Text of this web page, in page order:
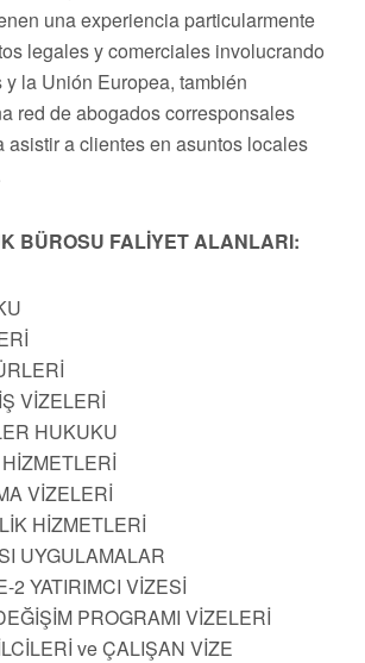
una experiencia particularmente
legales y comerciales involucrando
la Unión Europea, también
red de abogados corresponsales
asistir a clientes en asuntos locales
BÜROSU FALİYET ALANLARI:
VİZELERİ
HUKUKU
VİZELERİ
HİZMETLERİ
UYGULAMALAR
2 YATIRIMCI VİZESİ
PROGRAMI VİZELERİ
ve ÇALIŞAN VİZE